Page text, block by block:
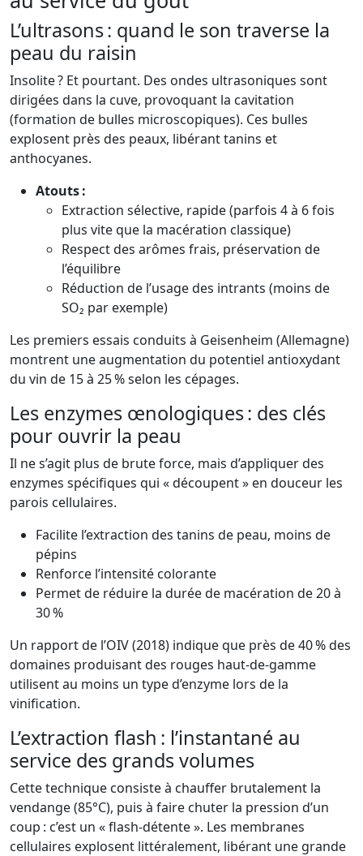
L’ultrasons : quand le son traverse la
peau du raisin
Insolite ? Et pourtant. Des ondes ultrasoniques sont
dirigées dans la cuve, provoquant la cavitation
(formation de bulles microscopiques). Ces bulles
explosent près des peaux, libérant tanins et
anthocyanes.
Atouts :
Extraction sélective, rapide (parfois 4 à 6 fois
plus vite que la macération classique)
Respect des arômes frais, préservation de
l’équilibre
Réduction de l’usage des intrants (moins de
SO₂ par exemple)
Les premiers essais conduits à Geisenheim (Allemagne)
montrent une augmentation du potentiel antioxydant
du vin de 15 à 25 % selon les cépages.
Les enzymes œnologiques : des clés
pour ouvrir la peau
Il ne s’agit plus de brute force, mais d’appliquer des
enzymes spécifiques qui « découpent » en douceur les
parois cellulaires.
Facilite l’extraction des tanins de peau, moins de
pépins
Renforce l’intensité colorante
Permet de réduire la durée de macération de 20 à
30 %
Un rapport de l’OIV (2018) indique que près de 40 % des
domaines produisant des rouges haut-de-gamme
utilisent au moins un type d’enzyme lors de la
vinification.
L’extraction flash : l’instantané au
service des grands volumes
Cette technique consiste à chauffer brutalement la
vendange (85°C), puis à faire chuter la pression d’un
coup : c’est un « flash-détente ». Les membranes
cellulaires explosent littéralement, libérant une grande